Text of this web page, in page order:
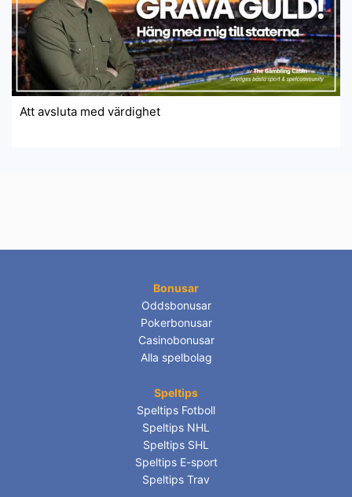
Att avsluta med värdighet
Bonusar
Oddsbonusar
Pokerbonusar
Casinobonusar
Alla spelbolag
Speltips
Speltips Fotboll
Speltips NHL
Speltips SHL
Speltips E-sport
Speltips Trav